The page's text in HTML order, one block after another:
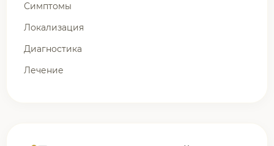
Симптомы
Локализация
Диагностика
Лечение